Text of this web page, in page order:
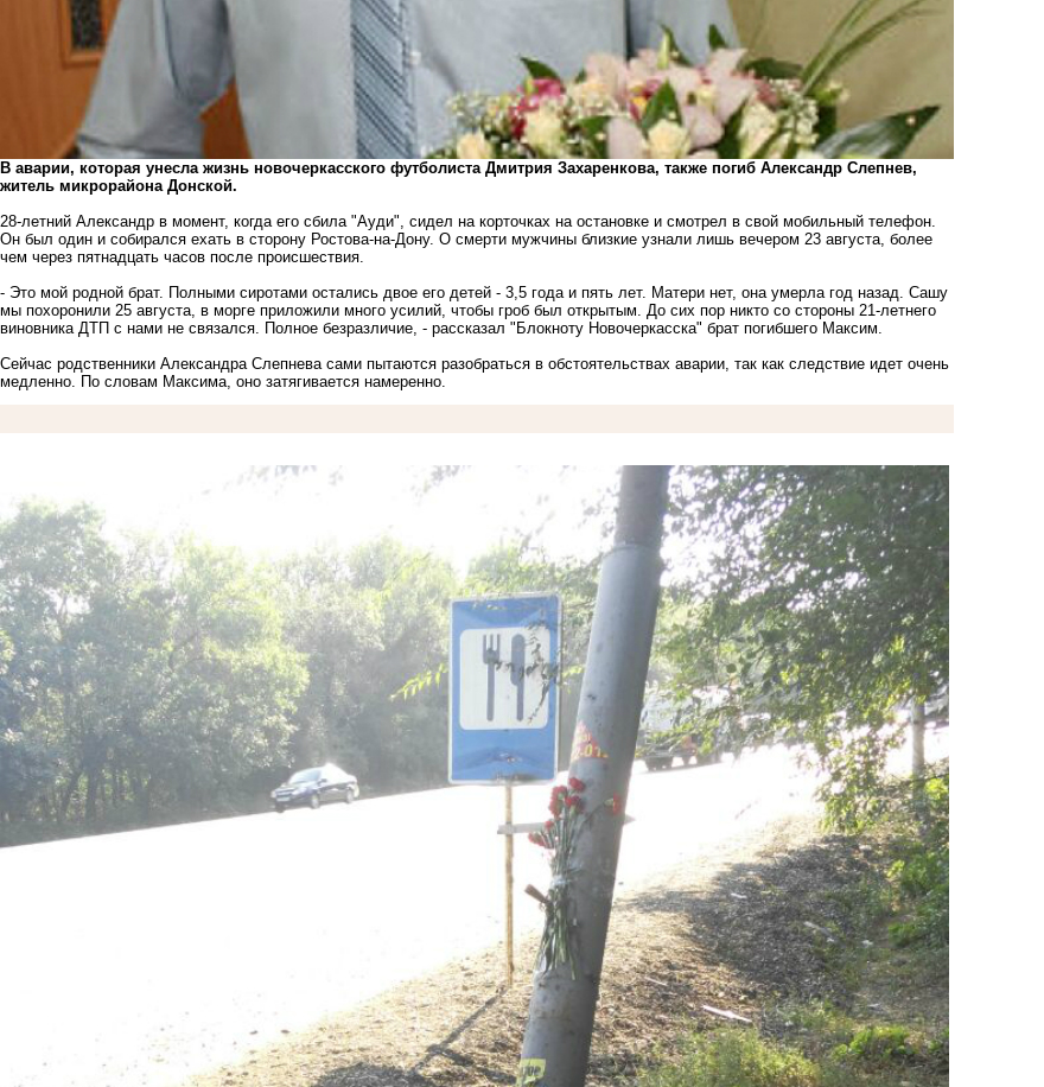
В аварии, которая унесла жизнь новочеркасского футболиста Дмитрия Захаренкова, также погиб Александр Слепнев,
житель микрорайона Донской.
28-летний Александр в момент, когда его сбила "Ауди", сидел на корточках на остановке и смотрел в свой мобильный телефон.
Он был один и собирался ехать в сторону Ростова-на-Дону. О смерти мужчины близкие узнали лишь вечером 23 августа, более
чем через пятнадцать часов после происшествия.
- Это мой родной брат. Полными сиротами остались двое его детей - 3,5 года и пять лет. Матери нет, она умерла год назад. Сашу
мы похоронили 25 августа, в морге приложили много усилий, чтобы гроб был открытым. До сих пор никто со стороны 21-летнего
виновника ДТП с нами не связался. Полное безразличие, - рассказал "Блокноту Новочеркасска" брат погибшего Максим.
Сейчас родственники Александра Слепнева сами пытаются разобраться в обстоятельствах аварии, так как следствие идет очень
медленно. По словам Максима, оно затягивается намеренно.